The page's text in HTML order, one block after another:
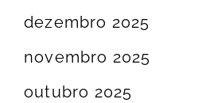
dezembro 2025
novembro 2025
outubro 2025